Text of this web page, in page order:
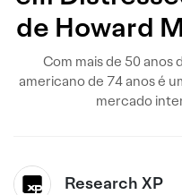
de Howard
Com mais de 50 anos
americano de 74 anos é
mercado
Research XP